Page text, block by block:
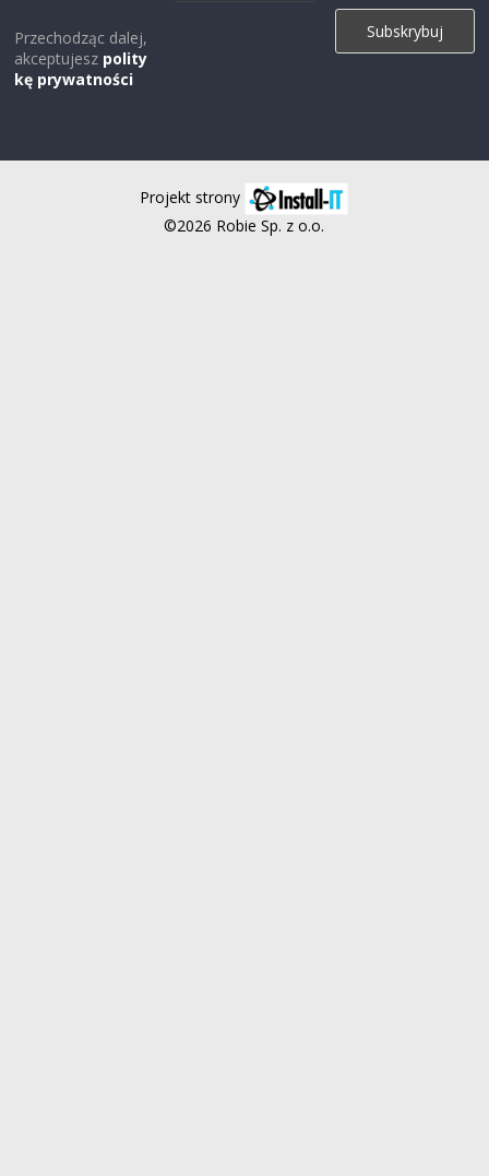
Przechodząc dalej,
akceptujesz polity
kę prywatności
Projekt strony
©2026 Robie Sp. z o.o.